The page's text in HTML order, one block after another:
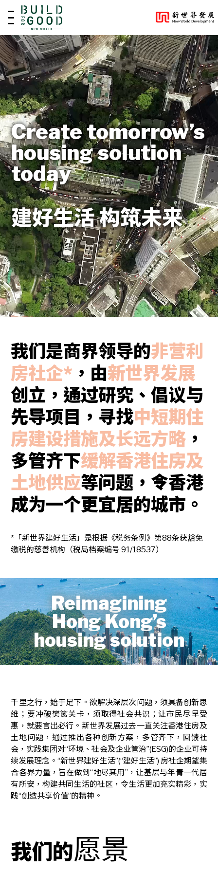
EN 繁
Create tomorrow’s
housing solution
today
建好生活构筑未来
我们是商界领导的非营利
房社企* ，由新世界发展
创立，通过研究、倡议与
先导项目，寻找中短期住
房建设措施及长远方略 ，
多管齐下缓解香港住房及
土地供应等问题，令香港
成为一个更宜居的城市。
*「新世界建好生活」是根据《税务条例》第88条获豁免
缴税的慈善机构（税局档案编号 91/18537）
Reimagining
Hong Kong’s
housing solution
千里之行，始于足下。欲解决深层次问题，须具备创新思
维；要冲破樊篱关卡，须取得社会共识；让市民尽早受
惠，就要言出必行。新世界发展过去一直关注香港住房及
土地问题，通过推出各种创新方案，多管齐下，回馈社
会，实践集团对“环境、社会及企业管治”(ESG)的企业可持
续发展理念。“新世界建好生活”(“建好生活”) 房社企期望集
合各界力量，旨在做到“地尽其用”，让基层与年青一代居
有所安，构建共同生活的社区，令生活更加充实精彩，实
践“创造共享价值”的精神。
我们的愿景